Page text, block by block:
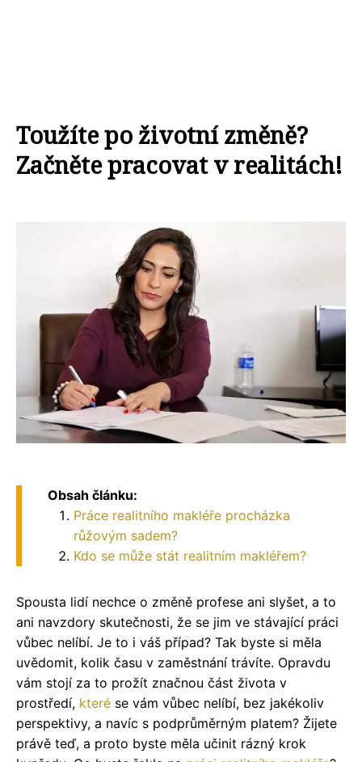
Toužíte po životní změně?
Začněte pracovat v realitách!
Obsah článku:
Práce realitního makléře procházka
růžovým sadem?
Kdo se může stát realitním makléřem?
Spousta lidí nechce o změně profese ani slyšet, a to
ani navzdory skutečnosti, že se jim ve stávající práci
vůbec nelíbí. Je to i váš případ? Tak byste si měla
uvědomit, kolik času v zaměstnání trávíte. Opravdu
vám stojí za to prožít značnou část života v
prostředí, které se vám vůbec nelíbí, bez jakékoliv
perspektivy, a navíc s podprůměrným platem? Žijete
právě teď, a proto byste měla učinit rázný krok